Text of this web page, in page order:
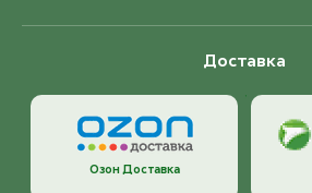
Доставка
Озон Доставка